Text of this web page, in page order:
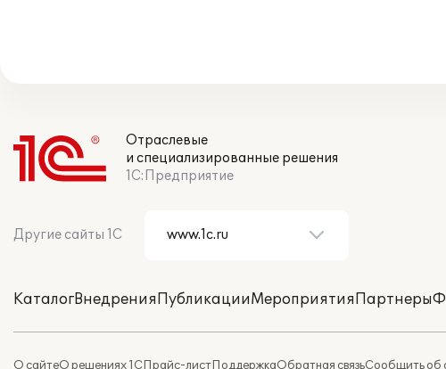
Отраслевые
и специализированные решения
1С:Предприятие
Другие сайты 1С
КаталогВнедренияПубликацииМероприятияПартнеры
О сайтеО решениях 1СПрайс-листПоддержкаОбратная связьСообщить об